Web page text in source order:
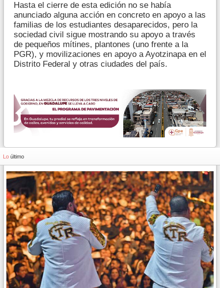
Hasta el cierre de esta edición no se había
anunciado alguna acción en concreto en apoyo a las
familias de los estudiantes desaparecidos, pero la
sociedad civil sigue mostrando su apoyo a través
de pequeños mítines, plantones (uno frente a la
PGR), y movilizaciones en apoyo a Ayotzinapa en el
Distrito Federal y otras ciudades del país.
Lo último